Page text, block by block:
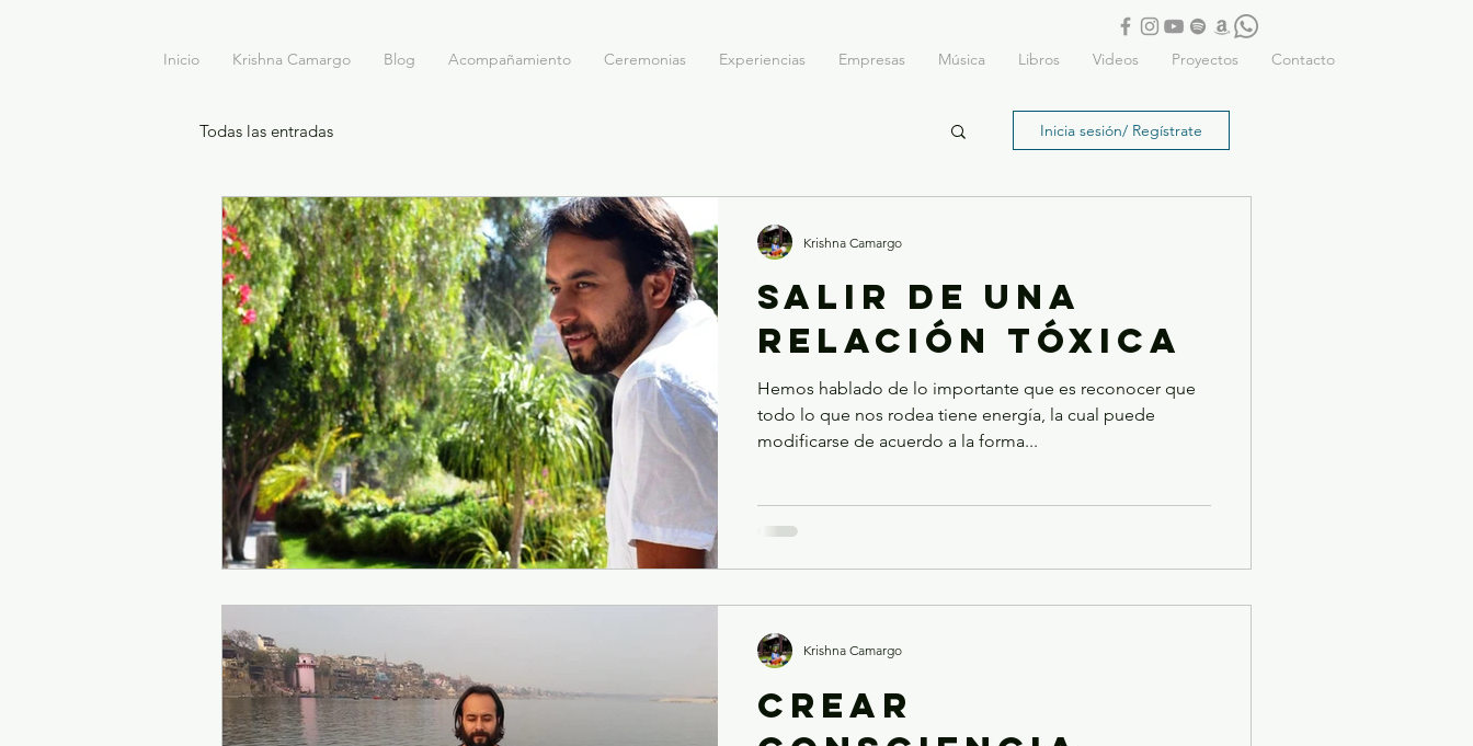
Inicio Krishna Camargo Blog Acompañamiento Ceremonias Experiencias Empresas Música Libros Videos Proyectos Contacto
Todas las entradas Inicia sesión/ Regístrate
SALIR DE UNA
RELACIÓN TÓXICA
Hemos hablado de lo importante que es reconocer que
todo lo que nos rodea tiene energía, la cual puede
modificarse de acuerdo a la forma...
Krishna Camargo
CREAR
Krishna Camargo